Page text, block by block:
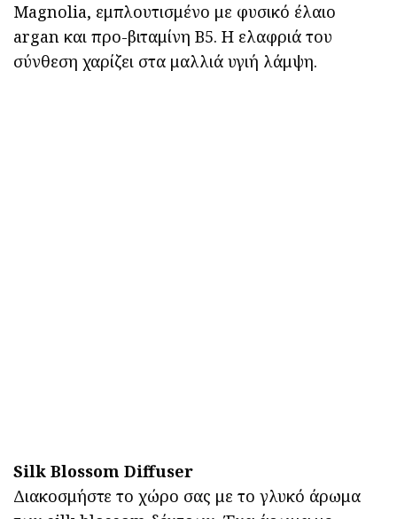
Magnolia, εμπλουτισμένο με φυσικό έλαιο
argan και προ-βιταμίνη Β5. Η ελαφριά του
σύνθεση χαρίζει στα μαλλιά υγιή λάμψη.
Silk Blossom Diffuser
Διακοσμήστε το χώρο σας με το γλυκό άρωμα